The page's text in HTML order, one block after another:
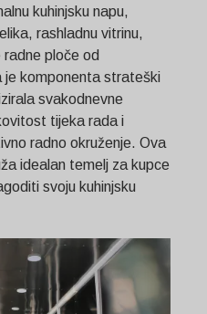
kuhinjsku napu,
rashladnu vitrinu,
ploče od
je komponenta strateški
svakodnevne
tijeka rada i
radno okruženje. Ova
idealan temelj za kupce
svoju kuhinjsku